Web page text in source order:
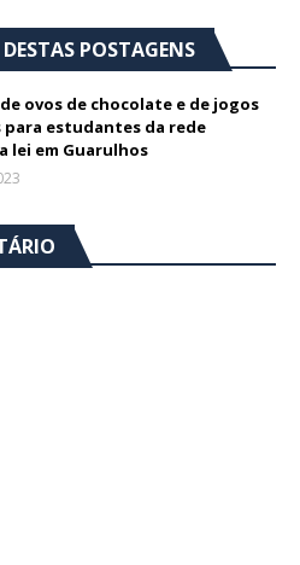
POSTAGENS
ovos de chocolate e de jogos
para estudantes da rede
lei em Guarulhos